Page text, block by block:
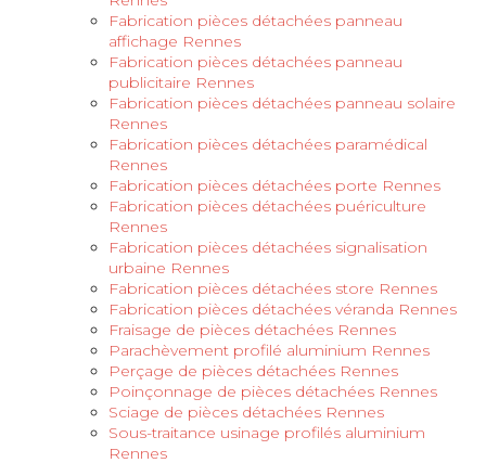
Fabrication pièces détachées panneau
affichage Rennes
Fabrication pièces détachées panneau
publicitaire Rennes
Fabrication pièces détachées panneau solaire
Rennes
Fabrication pièces détachées paramédical
Rennes
Fabrication pièces détachées porte Rennes
Fabrication pièces détachées puériculture
Rennes
Fabrication pièces détachées signalisation
urbaine Rennes
Fabrication pièces détachées store Rennes
Fabrication pièces détachées véranda Rennes
Fraisage de pièces détachées Rennes
Parachèvement profilé aluminium Rennes
Perçage de pièces détachées Rennes
Poinçonnage de pièces détachées Rennes
Sciage de pièces détachées Rennes
Sous-traitance usinage profilés aluminium
Rennes